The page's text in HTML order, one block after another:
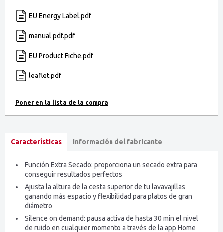
EU Energy Label.pdf
manual pdf.pdf
EU Product Fiche.pdf
leaflet.pdf
Características Información del fabricante
Función Extra Secado: proporciona un secado extra para
conseguir resultados perfectos
Ajusta la altura de la cesta superior de tu lavavajillas
ganando más espacio y flexibilidad para platos de gran
diámetro
Silence on demand: pausa activa de hasta 30 min el nivel
de ruido en cualquier momento a través de la app Home